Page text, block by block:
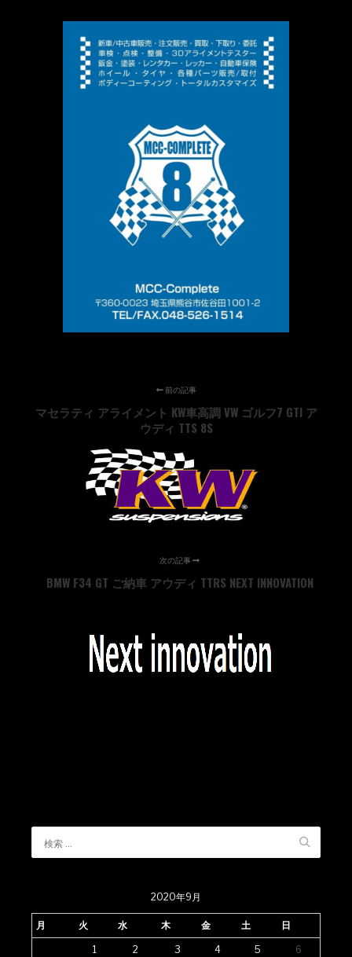
前の記事
マセラティ アライメント KW車高調 VW ゴルフ7 GTI ア
ウディ TTS 8S
次の記事
BMW F34 GT ご納車 アウディ TTRS NEXT INNOVATION
2020年9月
月 火 水 木 金 土 日
1 2 3 4 5 6